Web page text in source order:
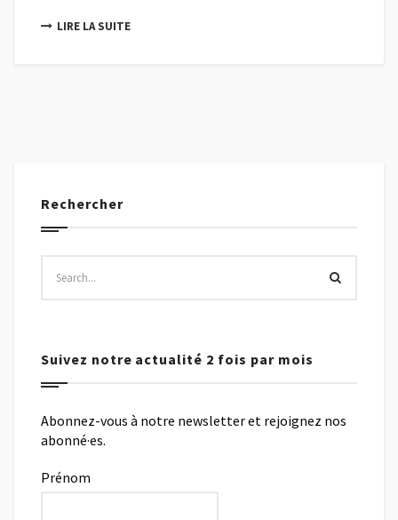
LIRE LA SUITE
Rechercher
Suivez notre actualité 2 fois par mois
Abonnez-vous à notre newsletter et rejoignez nos
abonné·es.
Prénom